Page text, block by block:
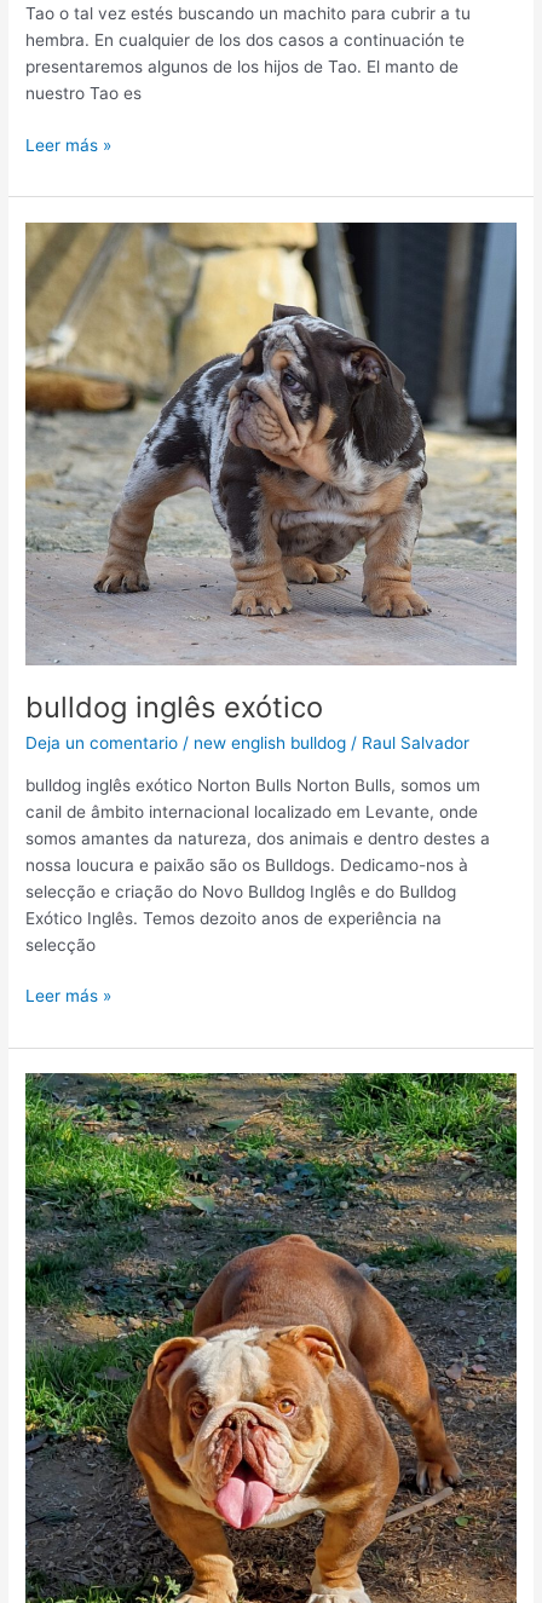
Tao o tal vez estés buscando un machito para cubrir a tu
hembra. En cualquier de los dos casos a continuación te
presentaremos algunos de los hijos de Tao. El manto de
nuestro Tao es
Leer más »
bulldog inglês exótico
Deja un comentario / new english bulldog / Raul Salvador
bulldog inglês exótico Norton Bulls Norton Bulls, somos um
canil de âmbito internacional localizado em Levante, onde
somos amantes da natureza, dos animais e dentro destes a
nossa loucura e paixão são os Bulldogs. Dedicamo-nos à
selecção e criação do Novo Bulldog Inglês e do Bulldog
Exótico Inglês. Temos dezoito anos de experiência na
selecção
bulldog
inglês
exótico
Leer más »
BULLDOG
INGLES
VALENCIA